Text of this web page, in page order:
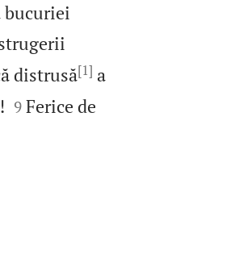
bucuriei
distrusă[1] a

9 Ferice de